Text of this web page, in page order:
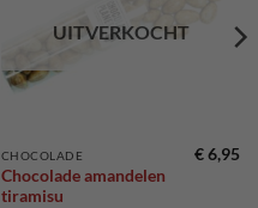
UITVERKOCHT
CHOCOLADE
Chocolade amandelen
tiramisu
€6,95